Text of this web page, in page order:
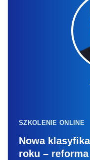
SZKOLENIE ONLINE
Nowa
roku –